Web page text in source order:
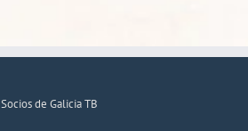
Socios de Galicia TB